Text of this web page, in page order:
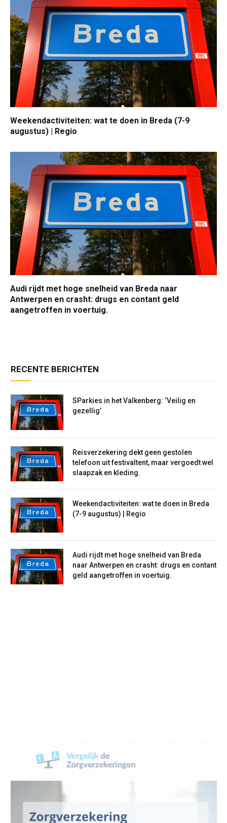
Weekendactiviteiten: wat te doen in Breda (7-9
augustus) | Regio
Audi rijdt met hoge snelheid van Breda naar
Antwerpen en crasht: drugs en contant geld
aangetroffen in voertuig.
RECENTE BERICHTEN
SParkies in het Valkenberg: ‘Veilig en
gezellig’
Reisverzekering dekt geen gestolen
telefoon uit festivaltent, maar vergoedt wel
slaapzak en kleding.
Weekendactiviteiten: wat te doen in Breda
(7-9 augustus) | Regio
Audi rijdt met hoge snelheid van Breda
naar Antwerpen en crasht: drugs en contant
geld aangetroffen in voertuig.